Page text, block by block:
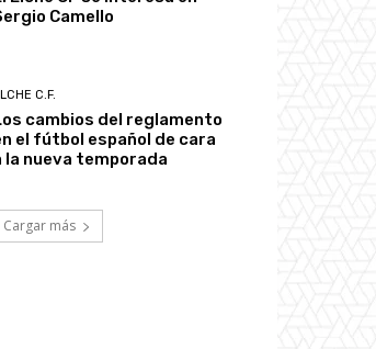
Camello
C.F.
cambios del reglamento
el fútbol español de cara
la nueva temporada
Cargar más